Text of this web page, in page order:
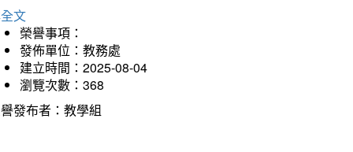
文
榮譽事項：
發佈單位：教務處
建立時間：2025-08-04
瀏覽次數：368
發布者：教學組